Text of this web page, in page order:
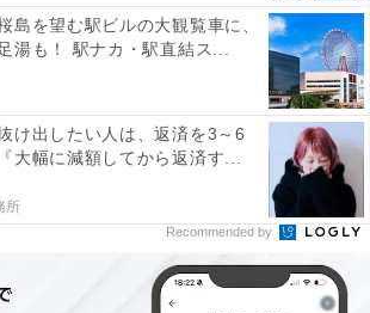
楽天ラクマ」の販売手数料が改定、販売実績
島を望む駅ビルの大観覧車に、
湯も！ 駅ナカ・駅直結ス...
け出したい人は、返済を3～6
大幅に減額してから返済す...
所
Recommended by